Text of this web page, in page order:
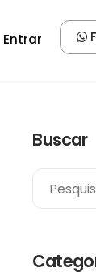
Entrar
Buscar